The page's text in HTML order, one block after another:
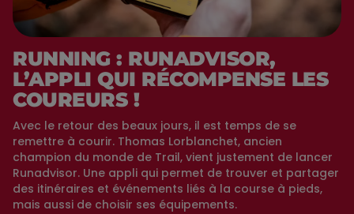
RUNNING : RUNADVISOR,
L’APPLI QUI RÉCOMPENSE LES
COUREURS !
Avec le retour des beaux jours, il est temps de se
remettre à courir. Thomas Lorblanchet, ancien
champion du monde de Trail, vient justement de lancer
Runadvisor. Une appli qui permet de trouver et partager
des itinéraires et événements liés à la course à pieds,
mais aussi de choisir ses équipements.